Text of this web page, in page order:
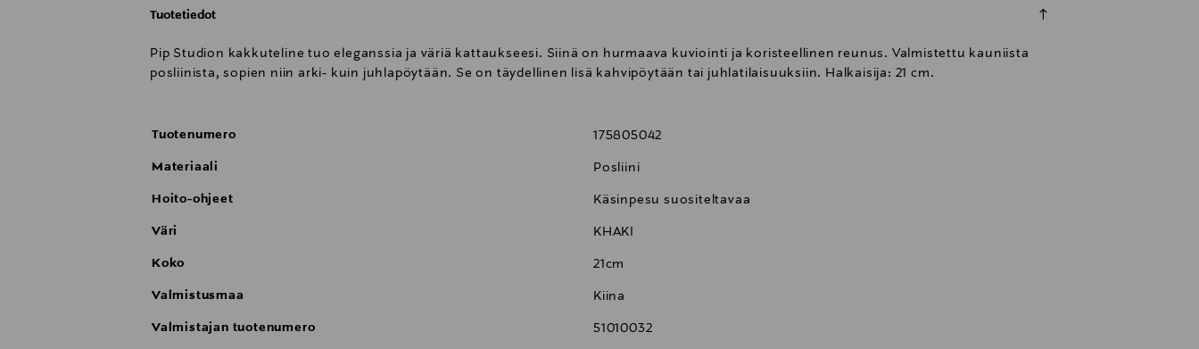
Tuotetiedot
Pip Studion kakkuteline tuo eleganssia ja väriä kattaukseesi. Siinä on hurmaava kuviointi ja koristeellinen reunus. Valmistettu kauniista
posliinista, sopien niin arki- kuin juhlapöytään. Se on täydellinen lisä kahvipöytään tai juhlatilaisuuksiin. Halkaisija: 21 cm.
Tuotenumero 175805042
Materiaali Posliini
Hoito-ohjeet Käsinpesu suositeltavaa
Väri KHAKI
Koko 21cm
Valmistusmaa Kiina
Valmistajan tuotenumero 51010032